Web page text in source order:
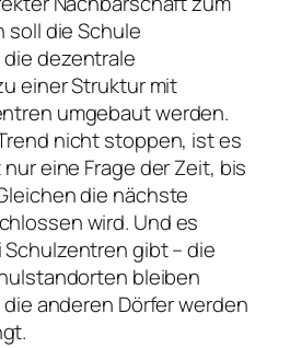
soll die Schule
dezentrale
einer Struktur mit
umgebaut werden.
nicht stoppen, ist es
eine Frage der Zeit, bis
die nächste
wird. Und es
gibt – die
bleiben
anderen Dörfer werden